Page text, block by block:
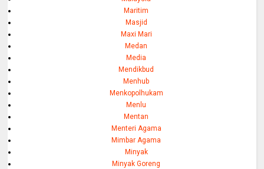
Maritim
Masjid
Maxi Mari
Medan
Media
Mendikbud
Menhub
Menkopolhukam
Menlu
Mentan
Menteri Agama
Mimbar Agama
Minyak
Minyak Goreng